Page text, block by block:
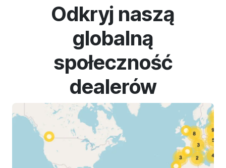
Odkryj naszą
globalną
społeczność
dealerów